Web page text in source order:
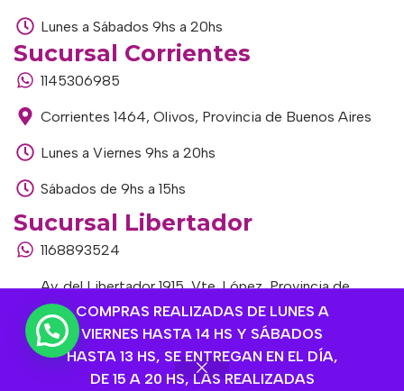
COMPRAS REALIZADAS DE LUNES A
VIERNES HASTA 14 HS Y SÁBADOS
HASTA 13 HS, SE ENTREGAN EN EL DÍA,
DE 15 A 20 HS, LAS REALIZADAS
Lunes a Sábados 9hs a 20hs
Sucursal Corrientes
1145306985
Corrientes 1464, Olivos, Provincia de Buenos Aires
Lunes a Viernes 9hs a 20hs
Sábados de 9hs a 15hs
Sucursal Libertador
1168893524
Av. del Libertador 1915, Vte. López, Provincia de
Buenos Aires
Lunes a Viernes de 9hs a 13hs / 16hs a 20hs
Sábados de 9hs a 15hs